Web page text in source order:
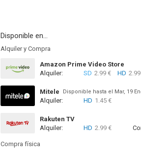
Disponible en...
Alquiler y Compra
Amazon Prime Video Store
Alquiler:
SD 2.99 € HD
Mitele Disponible hasta el Mar, 19
Alquiler: HD 1.45 €
Rakuten TV
Alquiler:
HD 2.99 €
Compra física